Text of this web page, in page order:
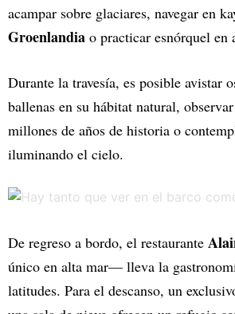
acampar sobre glaciares, navegar en
Groenlandia o practicar esnórquel en
Durante la travesía, es posible avistar
ballenas en su hábitat natural,
millones de años de historia o
iluminando el cielo.
De regreso a bordo, el restaurante
único en alta mar— lleva la
latitudes. Para el descanso, un